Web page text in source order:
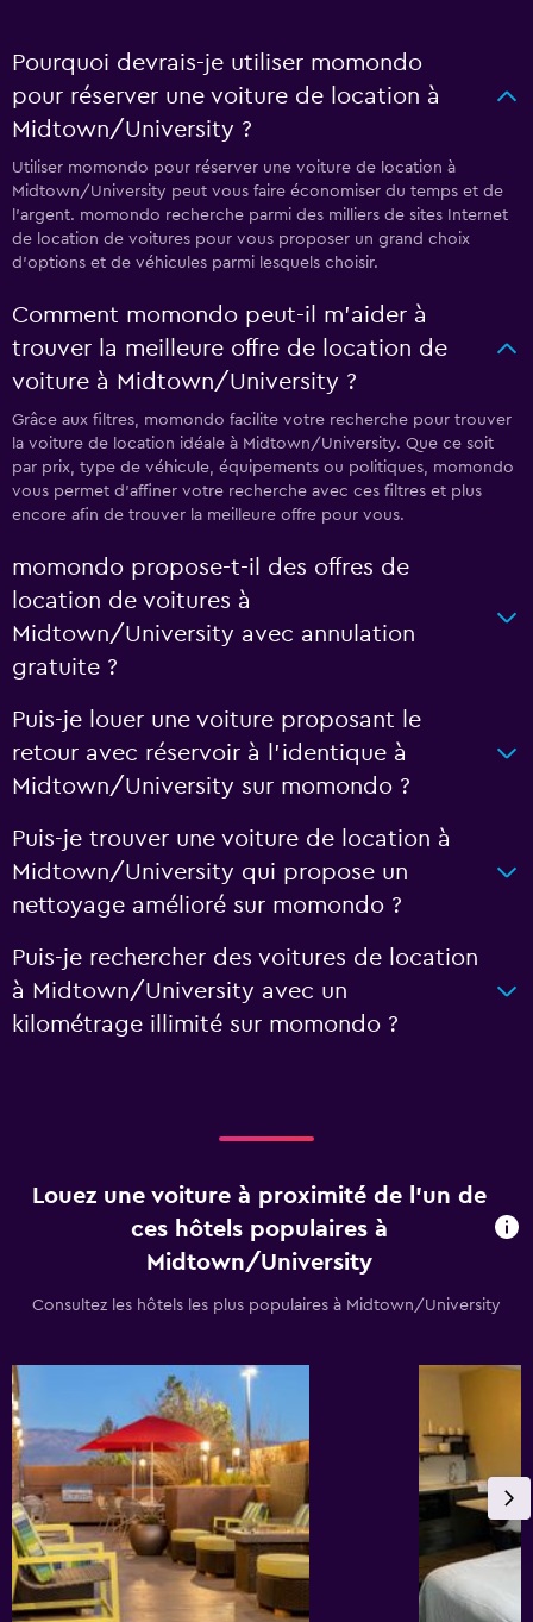
Pourquoi devrais-je utiliser momondo
pour réserver une voiture de location à
Midtown/University ?
Utiliser momondo pour réserver une voiture de location à
Midtown/University peut vous faire économiser du temps et de
l'argent. momondo recherche parmi des milliers de sites Internet
de location de voitures pour vous proposer un grand choix
d'options et de véhicules parmi lesquels choisir.
Comment momondo peut-il m’aider à
trouver la meilleure offre de location de
voiture à Midtown/University ?
Grâce aux filtres, momondo facilite votre recherche pour trouver
la voiture de location idéale à Midtown/University. Que ce soit
par prix, type de véhicule, équipements ou politiques, momondo
vous permet d'affiner votre recherche avec ces filtres et plus
encore afin de trouver la meilleure offre pour vous.
momondo propose-t-il des offres de
location de voitures à
Midtown/University avec annulation
gratuite ?
Puis-je louer une voiture proposant le
retour avec réservoir à l’identique à
Midtown/University sur momondo ?
Puis-je trouver une voiture de location à
Midtown/University qui propose un
nettoyage amélioré sur momondo ?
Puis-je rechercher des voitures de location
à Midtown/University avec un
kilométrage illimité sur momondo ?
Louez une voiture à proximité de l’un de
ces hôtels populaires à
Midtown/University
Consultez les hôtels les plus populaires à Midtown/University